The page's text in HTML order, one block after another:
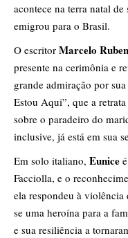
acontece na terra natal
emigrou para o Brasil.
O escritor Marcelo
presente na cerimônia e
grande admiração por
Estou Aqui”, que a
sobre o paradeiro do
inclusive, já está em sua
Em solo italiano, Eunice
Facciolla, e o
ela respondeu à
se uma heroína para a
e sua resiliência a